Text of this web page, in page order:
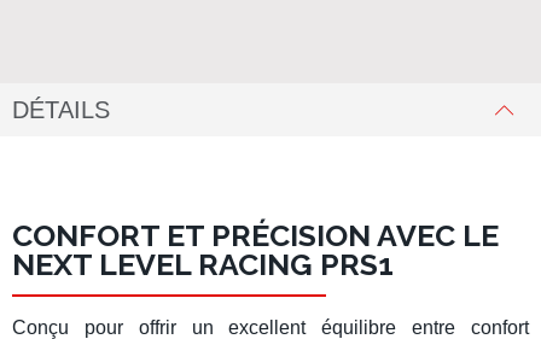
DÉTAILS
CONFORT ET PRÉCISION AVEC LE
NEXT LEVEL RACING PRS1
Conçu pour offrir un excellent équilibre entre confort